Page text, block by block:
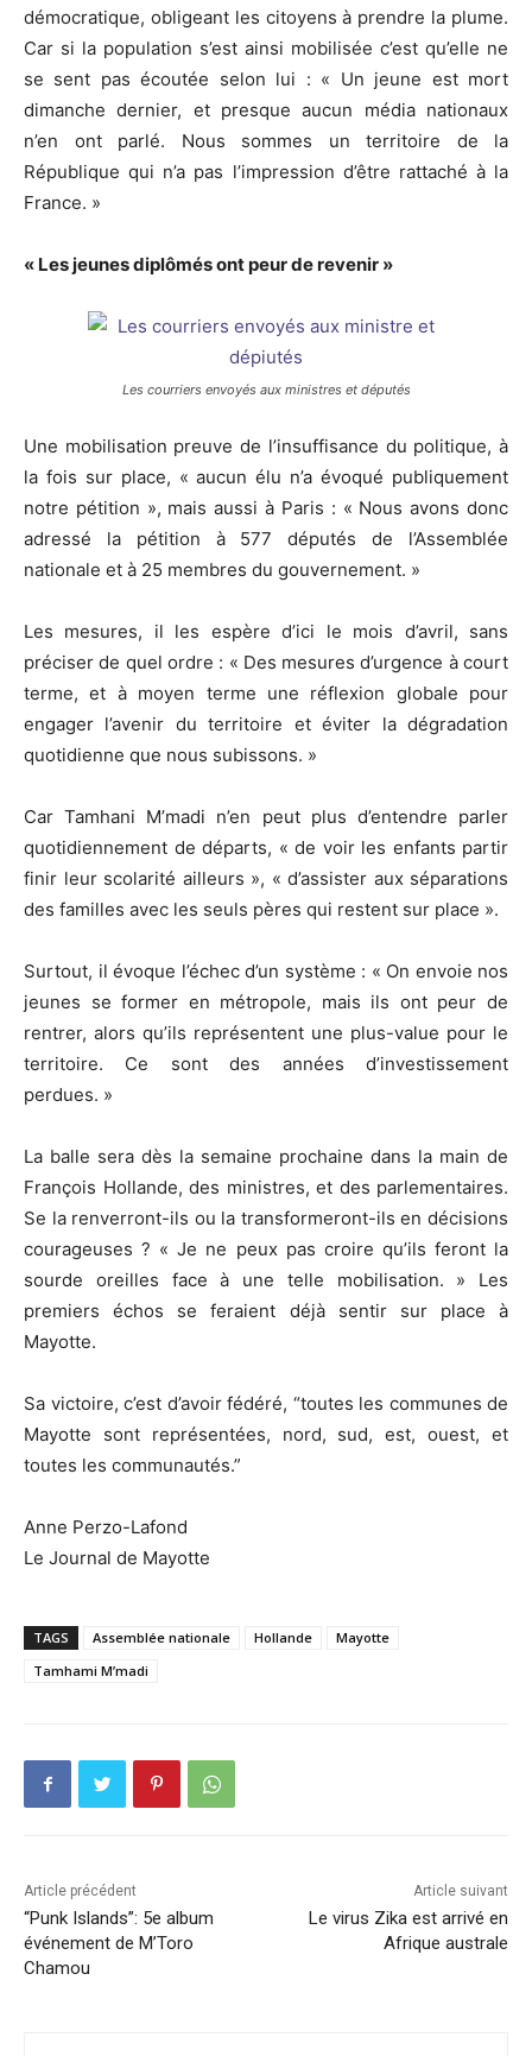
démocratique, obligeant les citoyens à prendre la plume.
Car si la population s’est ainsi mobilisée c’est qu’elle ne
se sent pas écoutée selon lui : « Un jeune est mort
dimanche dernier, et presque aucun média nationaux
n’en ont parlé. Nous sommes un territoire de la
République qui n’a pas l’impression d’être rattaché à la
France. »
« Les jeunes diplômés ont peur de revenir »
Les courriers envoyés aux ministres et députés
Une mobilisation preuve de l’insuffisance du politique, à
la fois sur place, « aucun élu n’a évoqué publiquement
notre pétition », mais aussi à Paris : « Nous avons donc
adressé la pétition à 577 députés de l’Assemblée
nationale et à 25 membres du gouvernement. »
Les mesures, il les espère d’ici le mois d’avril, sans
préciser de quel ordre : « Des mesures d’urgence à court
terme, et à moyen terme une réflexion globale pour
engager l’avenir du territoire et éviter la dégradation
quotidienne que nous subissons. »
Car Tamhani M’madi n’en peut plus d’entendre parler
quotidiennement de départs, « de voir les enfants partir
finir leur scolarité ailleurs », « d’assister aux séparations
des familles avec les seuls pères qui restent sur place ».
Surtout, il évoque l’échec d’un système : « On envoie nos
jeunes se former en métropole, mais ils ont peur de
rentrer, alors qu’ils représentent une plus-value pour le
territoire. Ce sont des années d’investissement
perdues. »
La balle sera dès la semaine prochaine dans la main de
François Hollande, des ministres, et des parlementaires.
Se la renverront-ils ou la transformeront-ils en décisions
courageuses ? « Je ne peux pas croire qu’ils feront la
sourde oreilles face à une telle mobilisation. » Les
premiers échos se feraient déjà sentir sur place à
Mayotte.
Sa victoire, c’est d’avoir fédéré, “toutes les communes de
Mayotte sont représentées, nord, sud, est, ouest, et
toutes les communautés.”
Anne Perzo-Lafond
Le Journal de Mayotte
TAGS Assemblée nationale Hollande
Mayotte
Tamhami M’madi
Article précédent
“Punk Islands”: 5e album
événement de M’Toro
Chamou
Article suivant
Le virus Zika est arrivé en
Afrique australe